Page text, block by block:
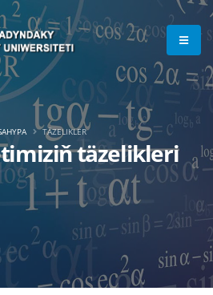
täzelikleri
TÄZELIKLER